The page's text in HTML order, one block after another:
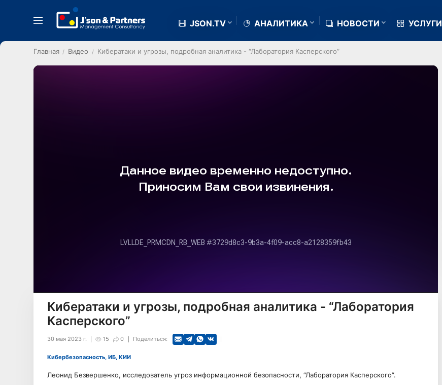
JSON.TV АНАЛИТИКА НОВОСТИ УСЛУГИ
Главная Видео Кибератаки и угрозы, подробная аналитика - “Лаборатория Касперского”
Кибератаки и угрозы, подробная аналитика - “Лаборатория
Касперского”
15 0
30 мая 2023 г. Поделиться:
Кибербезопасность, ИБ, КИИ
Леонид Безвершенко, исследователь угроз информационной безопасности, “Лаборатория Касперского”.